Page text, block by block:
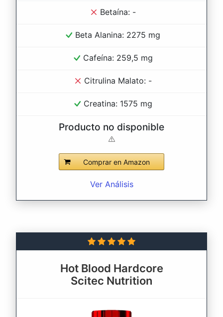
Betaína: -
Beta Alanina: 2275 mg
Cafeína: 259,5 mg
Citrulina Malato: -
Creatina: 1575 mg
Producto no disponible
Comprar en Amazon
Ver Análisis
Hot Blood Hardcore
Scitec Nutrition